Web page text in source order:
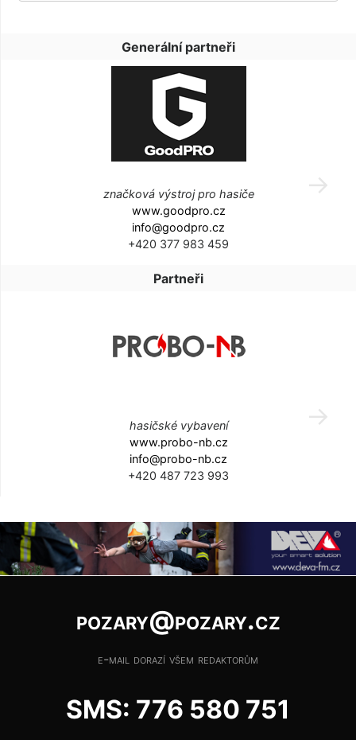
Generální partneři
značková výstroj pro hasiče
www.goodpro.cz
info@goodpro.cz
+420 377 983 459
Partneři
hasičské vybavení
www.probo-nb.cz
info@probo-nb.cz
+420 487 723 993
pozary@pozary.cz
e-mail dorazí všem redaktorům
SMS: 776 580 751